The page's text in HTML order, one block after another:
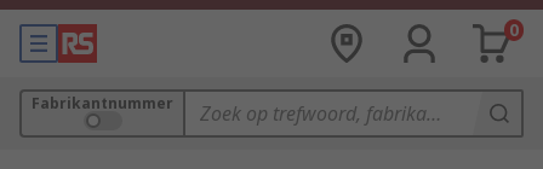
0
Fabrikantnummer